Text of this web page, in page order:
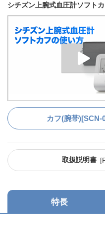
シチズン上腕式血圧計ソフト
カフ(腕帯)[SCN-
取扱説明書
特長